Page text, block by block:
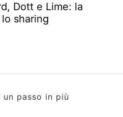
Dott e Lime: la
sharing
un passo in più